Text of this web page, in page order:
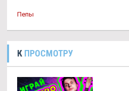
Пепы
К ПРОСМОТРУ